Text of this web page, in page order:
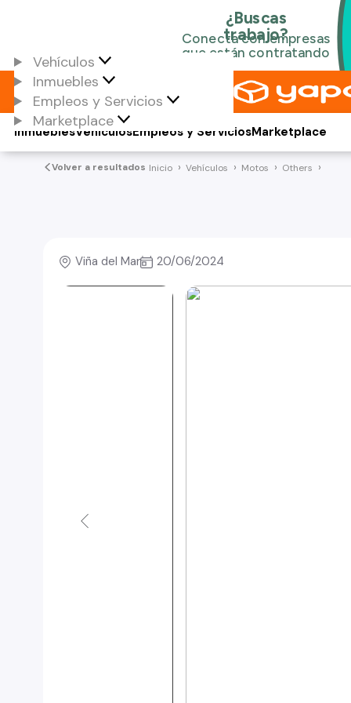
Vehículos
Inmuebles
Empleos y Servicios
Marketplace
Vehículos
Inmuebles Empleos y ServiciosMarketplace
Volver a resultados Inicio Vehículos Motos Others
Viña del Mar 20/06/2024